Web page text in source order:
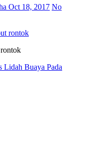
Oct 18, 2017 No
Lidah Buaya Pada